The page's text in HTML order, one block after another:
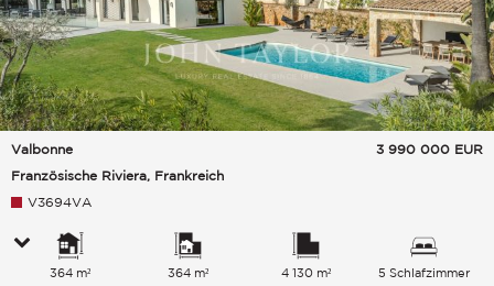
Valbonne
Französische Riviera, Frankreich
3 990 000 EUR
V3694VA
364 m² 364 m² 4 130 m² 5 Schlafzimmer